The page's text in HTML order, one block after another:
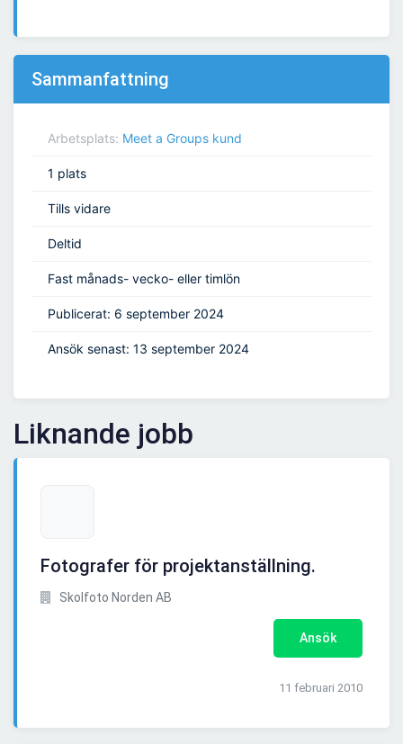
Sammanfattning
Arbetsplats: Meet a Groups kund
1 plats
Tills vidare
Deltid
Fast månads- vecko- eller timlön
Publicerat: 6 september 2024
Ansök senast: 13 september 2024
Liknande jobb
Fotografer för projektanställning.
Skolfoto Norden AB
Ansök
11 februari 2010